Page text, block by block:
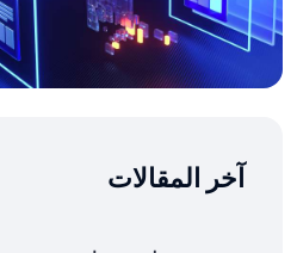
آخر المقالات